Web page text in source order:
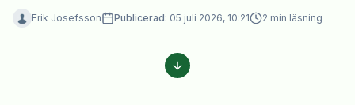
Erik Josefsson Publicerad: 05 juli 2026, 10:21 2 min läsning